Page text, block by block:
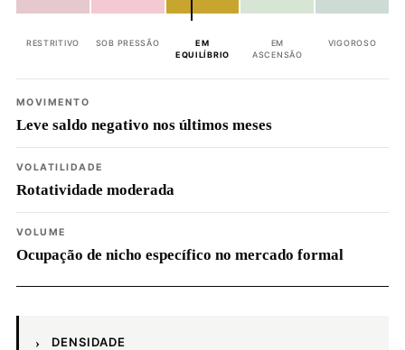
RESTRITIVO SOB PRESSÃO
EM
EQUILÍBRIO
EM
ASCENSÃO
VIGOROSO
MOVIMENTO
Leve saldo negativo nos últimos meses
VOLATILIDADE
Rotatividade moderada
VOLUME
Ocupação de nicho específico no mercado formal
DENSIDADE